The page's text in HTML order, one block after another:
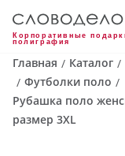
Корпоративные
полиграфия
Главная / Каталог /
/ Футболки поло /
Рубашка поло
размер 3XL